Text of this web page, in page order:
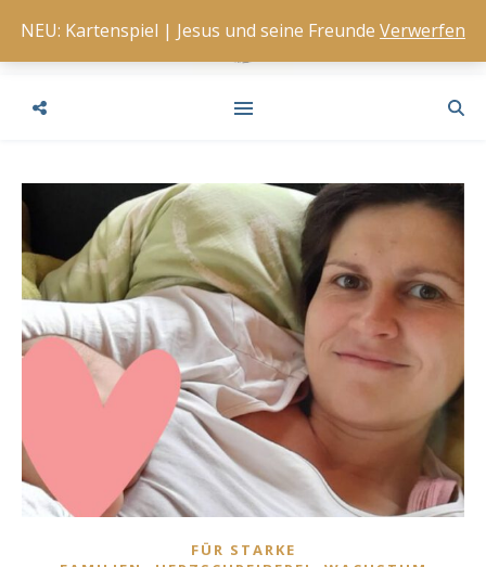
FÜR STARKE
NEU: Kartenspiel | Jesus und seine Freunde Verwerfen